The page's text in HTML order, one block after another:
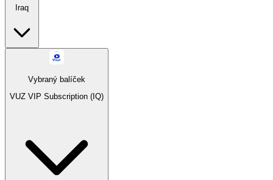
Iraq
Vybraný balíček
VUZ VIP Subscription (IQ)